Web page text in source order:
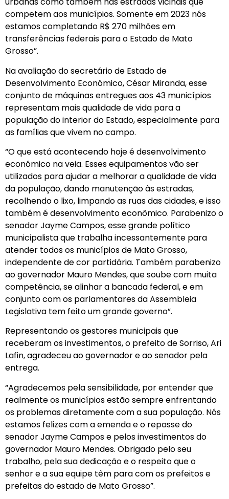
competem aos municípios. Somente em 2023 nós
estamos completando R$ 270 milhões em
transferências federais para o Estado de Mato
Grosso”.
Na avaliação do secretário de Estado de
Desenvolvimento Econômico, César Miranda, esse
conjunto de máquinas entregues aos 43 municípios
representam mais qualidade de vida para a
população do interior do Estado, especialmente para
as famílias que vivem no campo.
“O que está acontecendo hoje é desenvolvimento
econômico na veia. Esses equipamentos vão ser
utilizados para ajudar a melhorar a qualidade de vida
da população, dando manutenção às estradas,
recolhendo o lixo, limpando as ruas das cidades, e isso
também é desenvolvimento econômico. Parabenizo o
senador Jayme Campos, esse grande político
municipalista que trabalha incessantemente para
atender todos os municípios de Mato Grosso,
independente de cor partidária. Também parabenizo
ao governador Mauro Mendes, que soube com muita
competência, se alinhar a bancada federal, e em
conjunto com os parlamentares da Assembleia
Legislativa tem feito um grande governo”.
Representando os gestores municipais que
receberam os investimentos, o prefeito de Sorriso, Ari
Lafin, agradeceu ao governador e ao senador pela
entrega.
“Agradecemos pela sensibilidade, por entender que
realmente os municípios estão sempre enfrentando
os problemas diretamente com a sua população. Nós
estamos felizes com a emenda e o repasse do
senador Jayme Campos e pelos investimentos do
governador Mauro Mendes. Obrigado pelo seu
trabalho, pela sua dedicação e o respeito que o
senhor e a sua equipe têm para com os prefeitos e
prefeitas do estado de Mato Grosso”.